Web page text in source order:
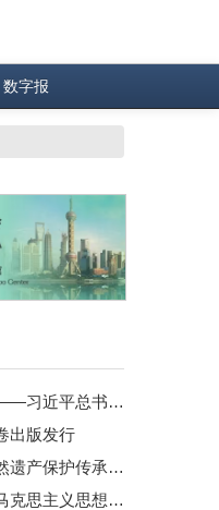
数字报
让中朝传统友谊之树更加根深叶茂——习近平总书记对朝鲜进行国事访问纪实
出版发行
在习近平文化思想引领下文化和自然遗产保护传承利用工作开创新局面
伟大征程丨延安整风：一次深刻的马克思主义思想教育运动